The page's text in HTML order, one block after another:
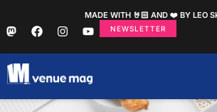
MADE WITH 🤘🏻 AND ❤️ BY LEO
NEWSLETTER